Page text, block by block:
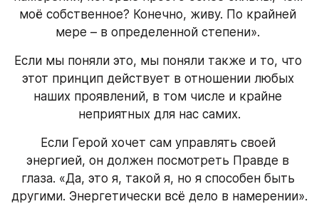
моё собственное? Конечно, живу. По крайней
мере – в определенной степени».
Если мы поняли это, мы поняли также и то, что
этот принцип действует в отношении любых
наших проявлений, в том числе и крайне
неприятных для нас самих.
Если Герой хочет сам управлять своей
энергией, он должен посмотреть Правде в
глаза. «Да, это я, такой я, но я способен быть
другими. Энергетически всё дело в намерении».